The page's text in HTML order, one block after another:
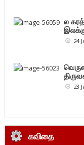
ல
24
23
கவிதை